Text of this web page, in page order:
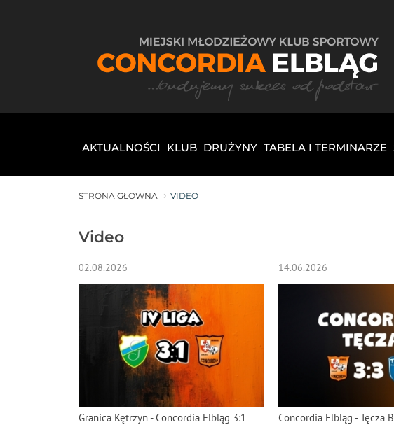
AKTUALNOŚCI KLUB DRUŻYNY TABELA I TERMINARZE
STRONA GŁOWNA VIDEO
Video
02.08.2026
Granica Kętrzyn - Concordia Elbląg 3:1
14.06.2026
Concordia Elbląg - Tęcza